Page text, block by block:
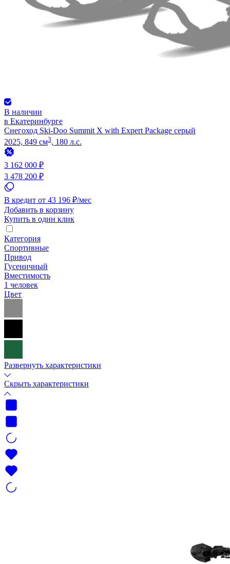
В наличии
в Екатеринбурге
Снегоход Ski-Doo Summit X with Expert Package серый
2025, 849 см3, 180 л.с.
3 162 000 ₽
3 478 200 ₽
В кредит от 43 196 ₽/мес
Добавить в корзину
Купить в один клик
Категория
Спортивные
Привод
Гусеничный
Вместимость
1 человек
Цвет
Развернуть характеристики
Скрыть характеристики